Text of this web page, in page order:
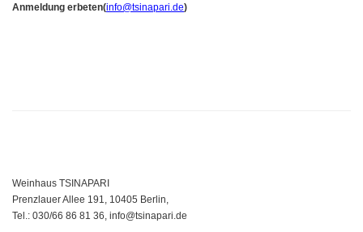
Anmeldung erbeten(info@tsinapari.de)
Weinhaus TSINAPARI
Prenzlauer Allee 191, 10405 Berlin,
Tel.: 030/66 86 81 36, info@tsinapari.de